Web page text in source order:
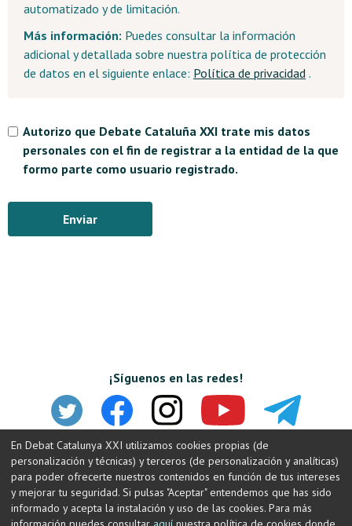
automatizado y de limitación.
Más información: Puedes consultar la información
adicional y detallada sobre nuestra política de protección
de datos en el siguiente enlace: Política de privacidad .
Autorizo que Debate Cataluña XXI trate mis datos
personales con el fin de registrar a la entidad de la que
formo parte como usuario registrado.
Enviar
¡Síguenos en las redes!
En Debat Catalunya XXI utilizamos cookies propias (de
personalización y técnicas) y terceros (de personalización y analíticas)
para poder ofrecerte nuestros contenidos en función de tus intereses
y mejorar tu seguridad. Si pulsas "Aceptar" entendemos que has sido
informado y acepta la instalación y uso de las cookies. Para más